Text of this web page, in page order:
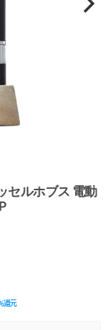
セルホブス 電動
還元